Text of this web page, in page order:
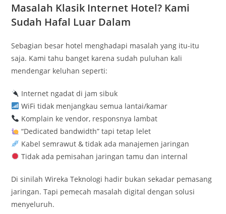
Masalah Klasik Internet Hotel? Kami
Sudah Hafal Luar Dalam
Sebagian besar hotel menghadapi masalah yang itu-itu
saja. Kami tahu banget karena sudah puluhan kali
mendengar keluhan seperti:
Internet ngadat di jam sibuk
WiFi tidak menjangkau semua lantai/kamar
Komplain ke vendor, responsnya lambat
“Dedicated bandwidth” tapi tetap lelet
Kabel semrawut & tidak ada manajemen jaringan
Tidak ada pemisahan jaringan tamu dan internal
Di sinilah Wireka Teknologi hadir bukan sekadar pemasang
jaringan. Tapi pemecah masalah digital dengan solusi
menyeluruh.